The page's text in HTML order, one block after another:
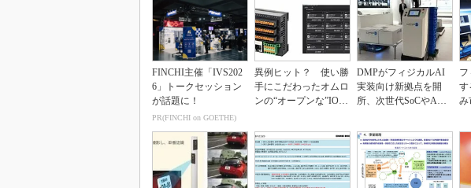
FINCHI主催「IVS202
6」トークセッション
が話題に！
PR(FINCHI on GOETHE)
異例ヒット？ 使い勝
手にこだわったオムロ
ンの“オープンな”IO-L
DMPがフィジカルAI
実装向け新拠点を開
所、次世代SoCやAM
す
み